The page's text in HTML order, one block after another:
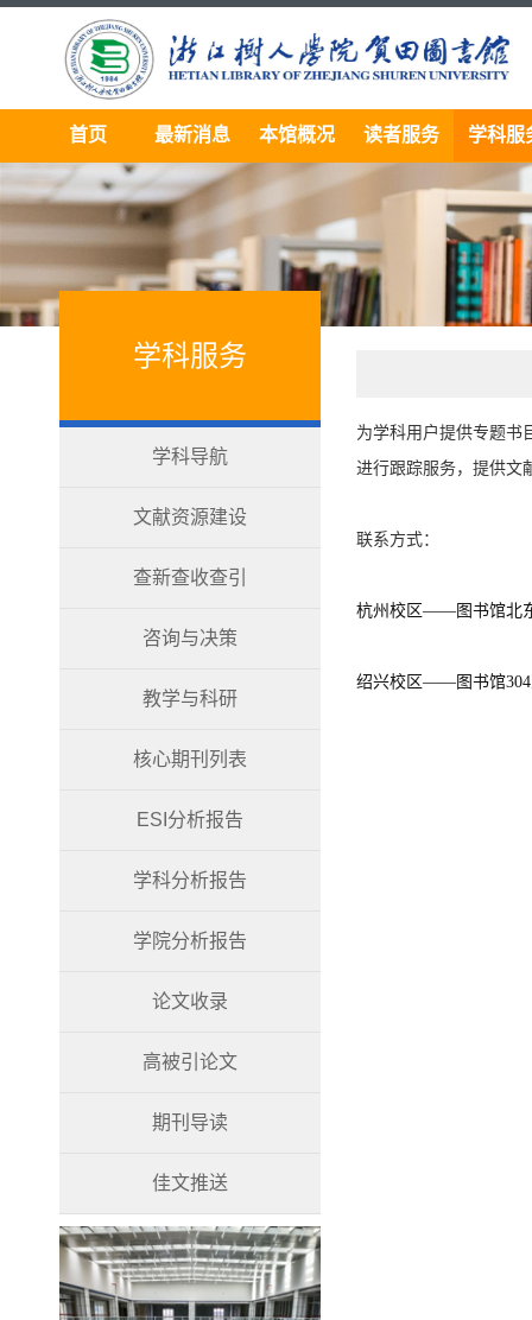
首页 最新消息 本馆概况 读者服务 学科服
学科服务
学科导航
文献资源建设
查新查收查引
咨询与决策
教学与科研
核心期刊列表
ESI分析报告
学科分析报告
学院分析报告
论文收录
高被引论文
期刊导读
佳文推送
为学科用户提供专题书
进行跟踪服务，提供文
联系方式：
杭州校区——图书馆北
绍兴校区——图书馆304